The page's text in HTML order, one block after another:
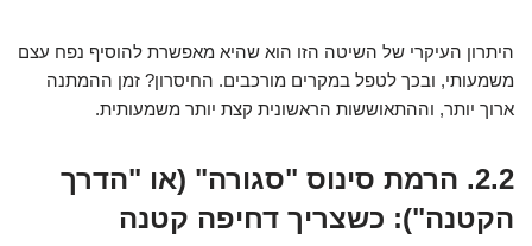
היתרון העיקרי של השיטה הזו הוא שהיא מאפשרת להוסיף נפח עצם
משמעותי, ובכך לטפל במקרים מורכבים. החיסרון? זמן ההמתנה
ארוך יותר, וההתאוששות הראשונית קצת יותר משמעותית.
2.2. הרמת סינוס "סגורה" (או "הדרך
הקטנה"): כשצריך דחיפה קטנה